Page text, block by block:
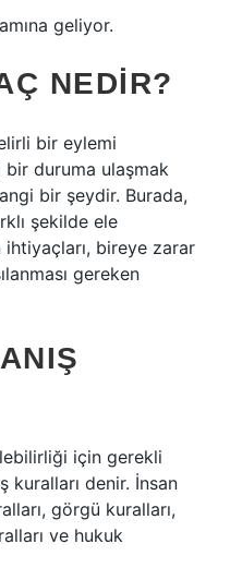
geliyor.
NEDIR?
bir eylemi
duruma ulaşmak
bir şeydir. Burada,
şekilde ele
ihtiyaçları, bireye zarar
gereken
için gerekli
kuralları denir. İnsan
görgü kuralları,
ve hukuk